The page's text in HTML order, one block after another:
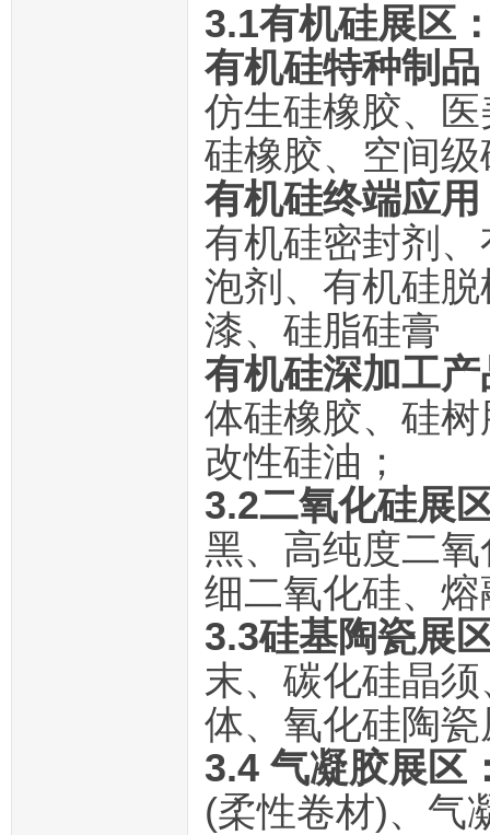
3.1有机硅展区
有机硅特种制品
仿生硅橡胶、
硅橡胶、空间
有机硅终端应用
有机硅密封剂
泡剂、有机硅
漆、硅脂硅膏
有机硅深加工产
体硅橡胶、硅
改性硅油；
3.2二氧化硅展
黑、高纯度二
细二氧化硅、
3.3硅基陶瓷展
末、碳化硅晶
体、氧化硅陶瓷
3.4 气凝胶展区
(柔性卷材)、气